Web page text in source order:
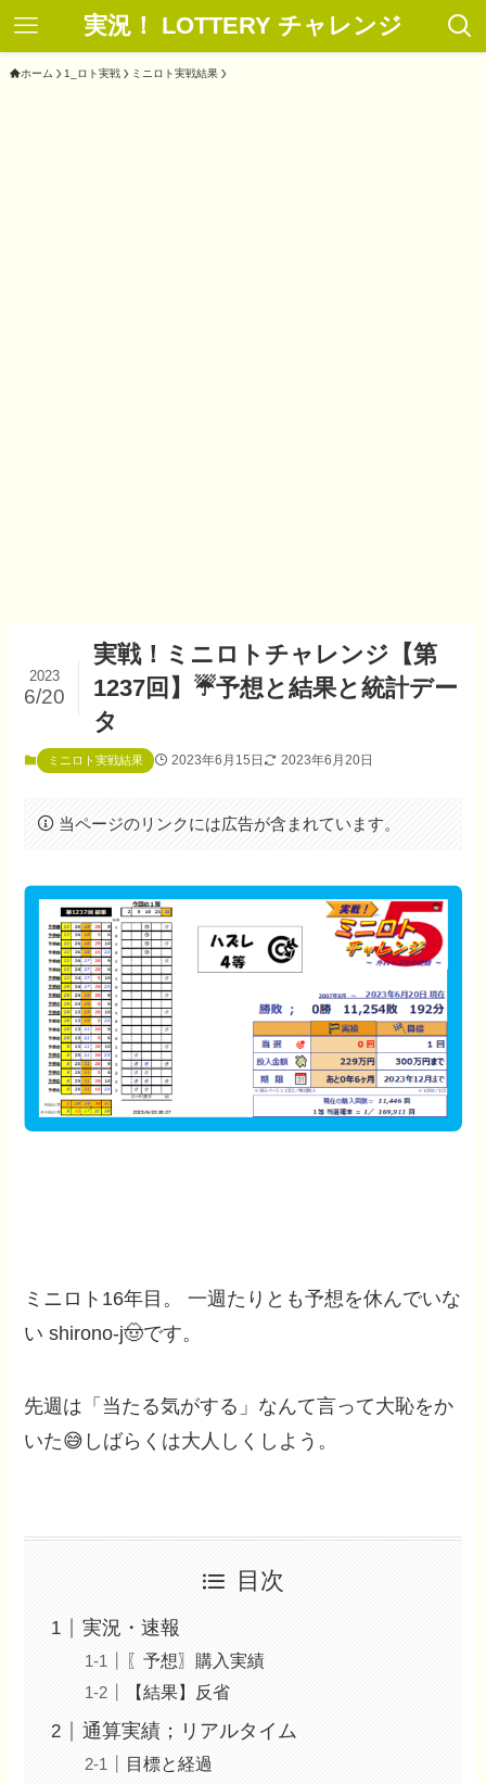
実況！ LOTTERY チャレンジ
ホーム 1_ロト実戦 ミニロト実戦結果
実戦！ミニロトチャレンジ【第
1237回】☔予想と結果と統計デー
タ
2023
6/20
ミニロト実戦結果 2023年6月15日 2023年6月20日
当ページのリンクには広告が含まれています。
ミニロト16年目。 一週たりとも予想を休んでいな
い shirono-j🤠です。
先週は「当たる気がする」なんて言って大恥をか
いた😅しばらくは大人しくしよう。
目次
実況・速報
〖予想〗購入実績
【結果】反省
通算実績；リアルタイム
目標と経過